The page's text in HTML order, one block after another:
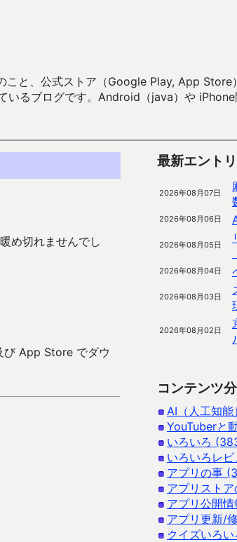
と、公式ストア（Google Play, App Store
いるブログです。Android（java）や
め切れませんでし
び App Store でダウ
最新エント
2026年08月07日
2026年08月06日
2026年08月05日
2026年08月04日
2026年08月03日
2026年08月02日
コンテンツ
AI（人工知
YouTuberと
いろいろ
いろいろレ
アプリの事
アプリスト
アプリ公開
アプリ更新/
クイズいろ